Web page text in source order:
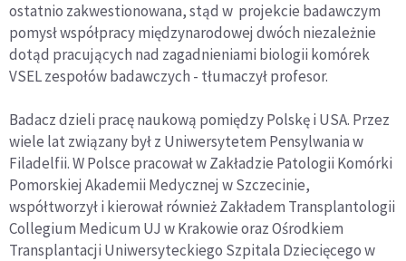
ostatnio zakwestionowana, stąd w projekcie badawczym
pomysł współpracy międzynarodowej dwóch niezależnie
dotąd pracujących nad zagadnieniami biologii komórek
VSEL zespołów badawczych - tłumaczył profesor.
Badacz dzieli pracę naukową pomiędzy Polskę i USA. Przez
wiele lat związany był z Uniwersytetem Pensylwania w
Filadelfii. W Polsce pracował w Zakładzie Patologii Komórki
Pomorskiej Akademii Medycznej w Szczecinie,
współtworzył i kierował również Zakładem Transplantologii
Collegium Medicum UJ w Krakowie oraz Ośrodkiem
Transplantacji Uniwersyteckiego Szpitala Dziecięcego w